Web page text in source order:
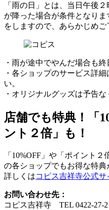
「雨の日」とは、当日午後
が降った場合が条件となり
をしますので、あらかじめご
・雨が途中でやんだ場合も
・各ショップのサービス詳
い。
・オリジナルグッズは予告
店舗でも特典！「
ント２倍」も！
「10%OFF」や「ポイント
の各ショップでもお得な特典
詳しくはコピス吉祥寺公式サ
お問い合わせ先：
コピス吉祥寺 TEL 0422-27-